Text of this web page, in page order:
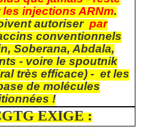
injections ARNm.
autoriserpar
conventionnels
Soberana, Abdala,
- voire le spoutnik
très efficace) - et les
de molécules
!
EXIGE :